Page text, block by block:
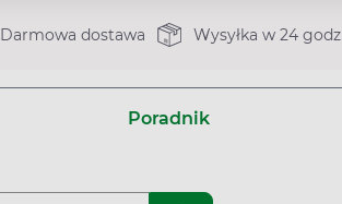
Darmowa dostawa Wysyłka w 24
Poradnik